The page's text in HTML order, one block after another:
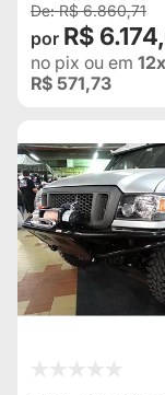
R$ 6.860,71
R$
no pix ou em 12x
R$ 571,73